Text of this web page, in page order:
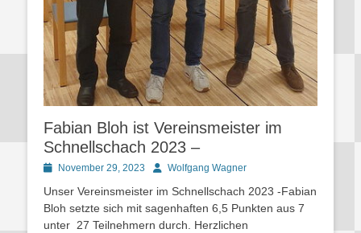
Fabian Bloh ist Vereinsmeister im
Schnellschach 2023 –
PostedNovember 29, 2023 AutorWolfgang Wagner
Unser Vereinsmeister im Schnellschach 2023 -Fabian
Bloh setzte sich mit sagenhaften 6,5 Punkten aus 7
unter 27 Teilnehmern durch. Herzlichen